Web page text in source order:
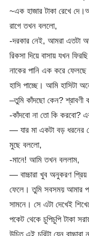
~এক হাজার টাকা রেখে
রাগে তখন বললো,
-দরকার নেই, আমরা এতটা
রিকসা দিয়ে বাসায় যখন
নাকের পানি এক করে
হাসি পাচ্ছে। আমি হাসিটা
–তুমি কাঁদছো কেন? শ্রাবণী
-কাঁদবো না তো কি করবো?
— যার মা একটা বড় ধরনের
মুছে বললো,
-মানে! আমি তখন বললাম,
— বাচ্চারা খুব অনুকরণ
ফেলে। তুমি সবসময় আমার
সামনে। সে এটা দেখেই
পকেট থেকে চুপিচুপি টাকা